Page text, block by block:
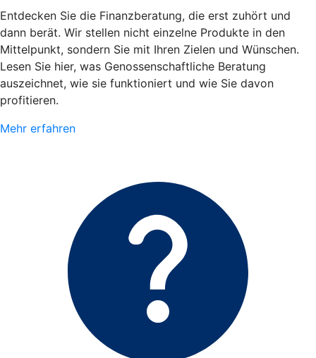
Entdecken Sie die Finanzberatung, die erst zuhört und
dann berät. Wir stellen nicht einzelne Produkte in den
Mittelpunkt, sondern Sie mit Ihren Zielen und Wünschen.
Lesen Sie hier, was Genossenschaftliche Beratung
auszeichnet, wie sie funktioniert und wie Sie davon
profitieren.
Mehr erfahren